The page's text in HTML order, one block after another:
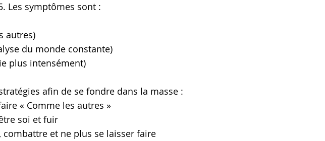
Les symptômes sont :
autres)
du monde constante)
plus intensément)
afin de se fondre dans la masse :
« Comme les autres »
soi et fuir
et ne plus se laisser faire